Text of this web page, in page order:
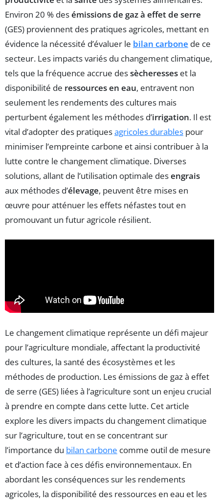
Environ 20 % desémissions de gaz à effet de serre
(GES) proviennent des pratiques agricoles, mettant en
évidence la nécessité d’évaluer le bilan carbone de ce
secteur. Les impacts variés du changement climatique,
tels que la fréquence accrue dessècheresses et la
disponibilité de ressources en eau, entravent non
seulement les rendements des cultures mais
perturbent également les méthodes d’irrigation. Il est
vital d’adopter des pratiquesagricoles durables pour
minimiser l’empreinte carbone et ainsi contribuer à la
lutte contre le changement climatique. Diverses
solutions, allant de l’utilisation optimale desengrais
aux méthodes d’élevage, peuvent être mises en
œuvre pour atténuer les effets néfastes tout en
promouvant un futur agricole résilient.
Le changement climatique représente un défi majeur
pour l’agriculture mondiale, affectant la productivité
des cultures, la santé des écosystèmes et les
méthodes de production. Les émissions de gaz à effet
de serre (GES) liées à l’agriculture sont un enjeu crucial
à prendre en compte dans cette lutte. Cet article
explore les divers impacts du changement climatique
sur l’agriculture, tout en se concentrant sur
l’importance du bilan carbone comme outil de mesure
et d’action face à ces défis environnementaux. En
abordant les conséquences sur les rendements
agricoles, la disponibilité des ressources en eau et les